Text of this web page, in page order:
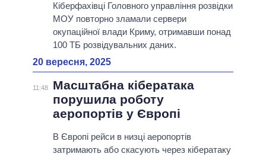
Кіберфахівці Головного управління розвідки
МОУ повторно зламали сервери
окупаційної влади Криму, отримавши понад
100 ТБ розвідувальних даних.
20 вересня, 2025
11:48
Масштабна кібератака
порушила роботу
аеропортів у Європі
В Європі рейси в низці аеропортів
затримають або скасують через кібератаку